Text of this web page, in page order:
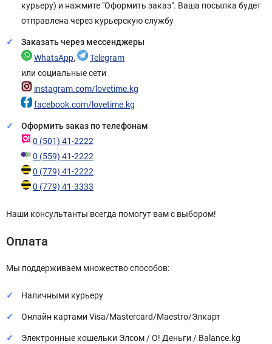
курьеру) и нажмите "Оформить заказ". Ваша посылка будет
отправлена через курьерскую службу
Заказать через мессенджеры
WhatsApp,
Telegram
или социальные сети
instagram.com/lovetime.kg
facebook.com/lovetime.kg
Оформить заказ по телефонам
0 (501) 41-2222
0 (559) 41-2222
0 (779) 41-2222
0 (779) 41-3333
Наши консультанты всегда помогут вам с выбором!
Оплата
Мы поддерживаем множество способов:
Наличными курьеру
Онлайн картами Visa/Mastercard/Maestro/Элкарт
Электронные кошельки Элсом / О! Деньги / Balance.kg